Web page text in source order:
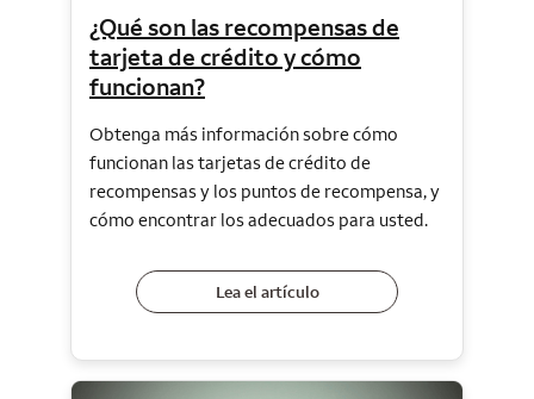
¿Qué son las recompensas de
tarjeta de crédito y cómo
funcionan?
Obtenga más información sobre cómo
funcionan las tarjetas de crédito de
recompensas y los puntos de recompensa, y
cómo encontrar los adecuados para usted.
Lea el artículo